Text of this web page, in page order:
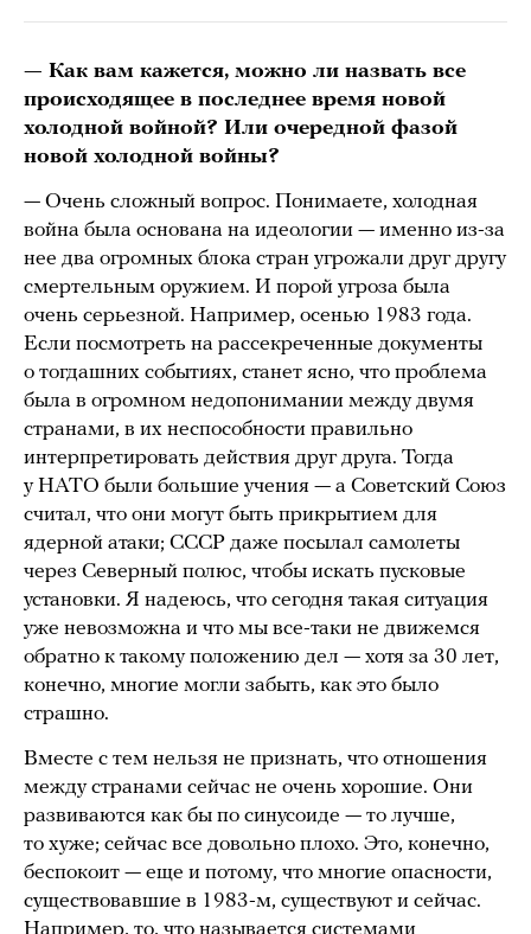
— Как вам кажется, можно ли назвать все
происходящее в последнее время новой
холодной войной? Или очередной фазой
новой холодной войны?
— Очень сложный вопрос. Понимаете, холодная
война была основана на идеологии — именно из-за
нее два огромных блока стран угрожали друг другу
смертельным оружием. И порой угроза была
очень серьезной. Например, осенью 1983 года.
Если посмотреть на рассекреченные документы
о тогдашних событиях, станет ясно, что проблема
была в огромном недопонимании между двумя
странами, в их неспособности правильно
интерпретировать действия друг друга. Тогда
у НАТО были большие учения — а Советский Союз
считал, что они могут быть прикрытием для
ядерной атаки; СССР даже посылал самолеты
через Северный полюс, чтобы искать пусковые
установки. Я надеюсь, что сегодня такая ситуация
уже невозможна и что мы все-таки не движемся
обратно к такому положению дел — хотя за 30 лет,
конечно, многие могли забыть, как это было
страшно.
Вместе с тем нельзя не признать, что отношения
между странами сейчас не очень хорошие. Они
развиваются как бы по синусоиде — то лучше,
то хуже; сейчас все довольно плохо. Это, конечно,
беспокоит — еще и потому, что многие опасности,
существовавшие в 1983-м, существуют и сейчас.